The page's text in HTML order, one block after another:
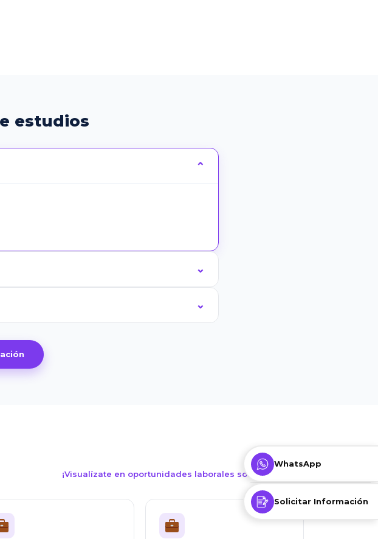
estudios
¡Visualízate en oportunidades laborales sorprendentes!
WhatsApp
Solicitar Información